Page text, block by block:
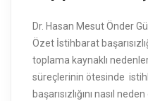
Dr. Hasan Mesut Önder
Özet İstihbarat
toplama kaynaklı
süreçlerinin ötesinde
başarısızlığını nasıl